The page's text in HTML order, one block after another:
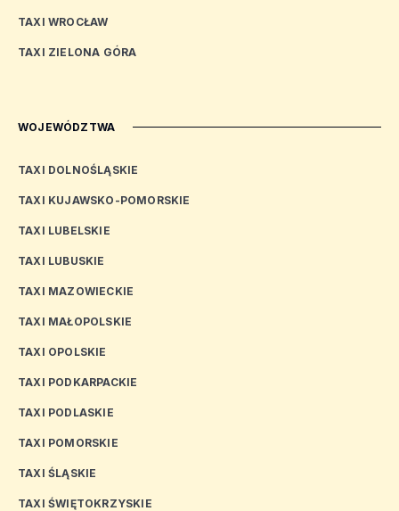
TAXI WROCŁAW
TAXI ZIELONA GÓRA
WOJEWÓDZTWA
TAXI DOLNOŚLĄSKIE
TAXI KUJAWSKO-POMORSKIE
TAXI LUBELSKIE
TAXI LUBUSKIE
TAXI MAZOWIECKIE
TAXI MAŁOPOLSKIE
TAXI OPOLSKIE
TAXI PODKARPACKIE
TAXI PODLASKIE
TAXI POMORSKIE
TAXI ŚLĄSKIE
TAXI ŚWIĘTOKRZYSKIE